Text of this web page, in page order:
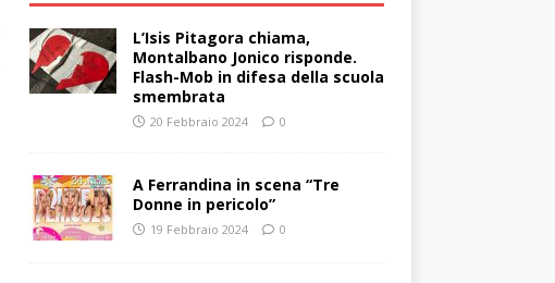
L’Isis Pitagora chiama,
Montalbano Jonico risponde.
Flash-Mob in difesa della scuola
smembrata
20 Febbraio 2024 0
A Ferrandina in scena “Tre
Donne in pericolo”
19 Febbraio 2024 0